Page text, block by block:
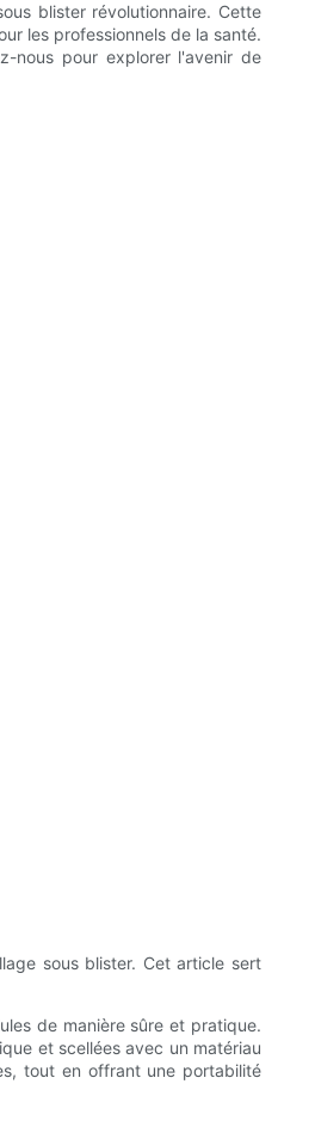
blister révolutionnaire. Cette
les professionnels de la santé.
nous pour explorer l'avenir de
sous blister. Cet article sert
de manière sûre et pratique.
et scellées avec un matériau
tout en offrant une portabilité